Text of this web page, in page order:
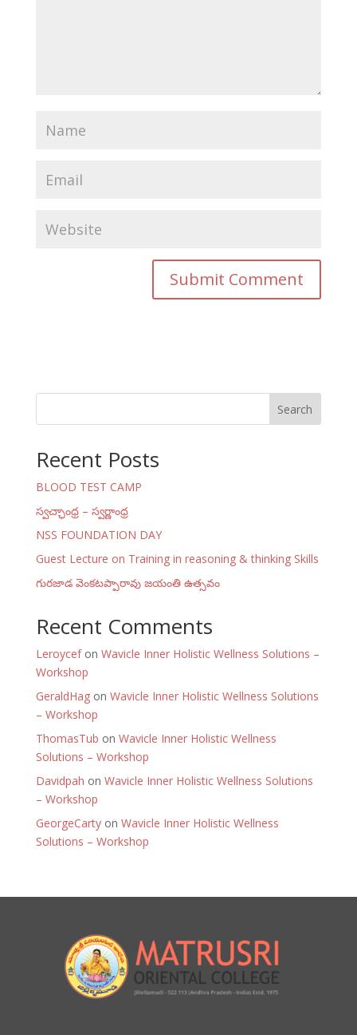
Search
Recent Posts
BLOOD TEST CAMP
స్వచ్ఛాంధ్ర – స్వర్ణాంధ్ర
NSS FOUNDATION DAY
Guest Lecture on Training in reasoning & thinking Skills
గురజాడ వెంకటప్పారావు జయంతి ఉత్సవం
Recent Comments
Leroycefon Wavicle Inner Holistic Wellness Solutions –
Workshop
GeraldHagon Wavicle Inner Holistic Wellness Solutions
– Workshop
ThomasTub on Wavicle Inner Holistic Wellness
Solutions – Workshop
Davidpah on Wavicle Inner Holistic Wellness Solutions
– Workshop
GeorgeCartyon Wavicle Inner Holistic Wellness
Solutions – Workshop